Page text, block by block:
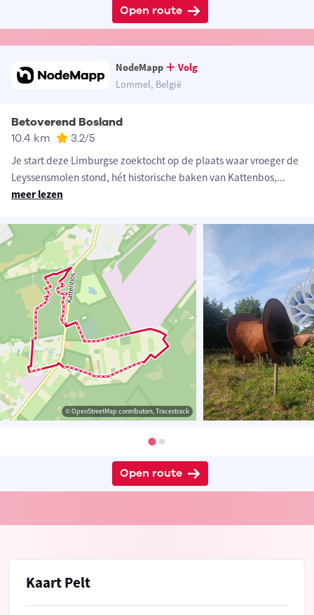
Open route
NodeMapp
Volg
Lommel, België
Betoverend Bosland
10.4 km 3.2/5
Je start deze Limburgse zoektocht op de plaats waar vroeger de
Leyssensmolen stond, hét historische baken van Kattenbos,...
meer lezen
© OpenStreetMap contributors, Tracestrack
Open route
Kaart Pelt